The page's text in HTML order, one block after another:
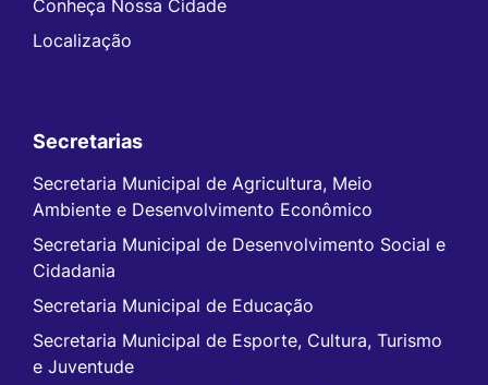
Conheça Nossa Cidade
Localização
Secretarias
Secretaria Municipal de Agricultura, Meio
Ambiente e Desenvolvimento Econômico
Secretaria Municipal de Desenvolvimento Social e
Cidadania
Secretaria Municipal de Educação
Secretaria Municipal de Esporte, Cultura, Turismo
e Juventude